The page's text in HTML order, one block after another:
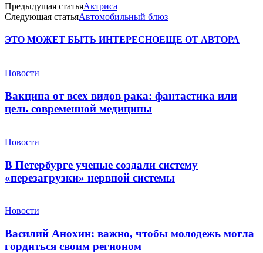
Предыдущая статьяАктриса
Следующая статьяАвтомобильный блюз
ЭТО МОЖЕТ БЫТЬ ИНТЕРЕСНОЕЩЕ ОТ АВТОРА
Новости
Вакцина от всех видов рака: фантастика или
цель современной медицины
Новости
В Петербурге ученые создали систему
«перезагрузки» нервной системы
Новости
Василий Анохин: важно, чтобы молодежь могла
гордиться своим регионом